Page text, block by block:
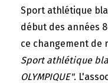
Sport athlétique
début des années
ce changement de
Sport athlétique
OLYMPIQUE".